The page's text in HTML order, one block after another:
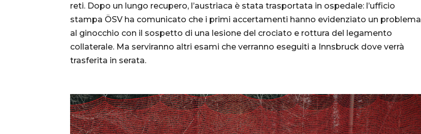
reti. Dopo un lungo recupero, l’austriaca è stata trasportata in ospedale: l’ufficio
stampa ÖSV ha comunicato che i primi accertamenti hanno evidenziato un problema
al ginocchio con il sospetto di una lesione del crociato e rottura del legamento
collaterale. Ma serviranno altri esami che verranno eseguiti a Innsbruck dove verrà
trasferita in serata.